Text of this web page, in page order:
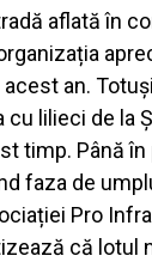
aflată în
an.
cu lilieci de la
timp. Până
faza de
Pro
că